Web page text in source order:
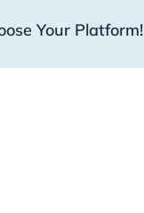
Your Platform!